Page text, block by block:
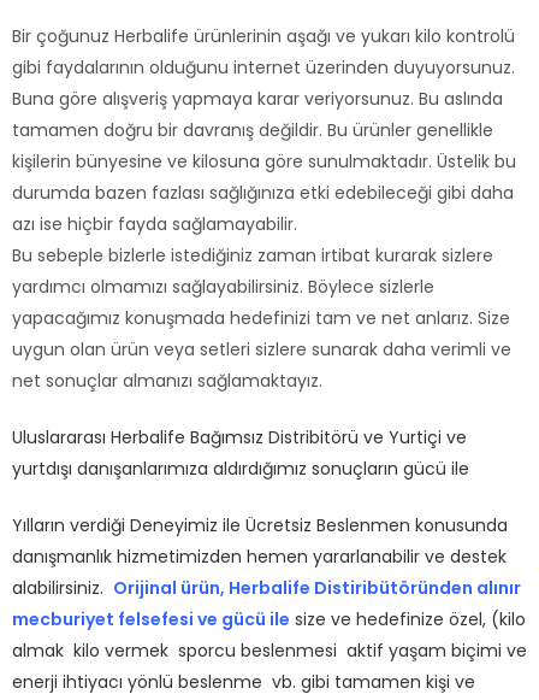
Bir çoğunuz Herbalife ürünlerinin aşağı ve yukarı kilo kontrolü
gibi faydalarının olduğunu internet üzerinden duyuyorsunuz.
Buna göre alışveriş yapmaya karar veriyorsunuz. Bu aslında
tamamen doğru bir davranış değildir. Bu ürünler genellikle
kişilerin bünyesine ve kilosuna göre sunulmaktadır. Üstelik bu
durumda bazen fazlası sağlığınıza etki edebileceği gibi daha
azı ise hiçbir fayda sağlamayabilir.
Bu sebeple bizlerle istediğiniz zaman irtibat kurarak sizlere
yardımcı olmamızı sağlayabilirsiniz. Böylece sizlerle
yapacağımız konuşmada hedefinizi tam ve net anlarız. Size
uygun olan ürün veya setleri sizlere sunarak daha verimli ve
net sonuçlar almanızı sağlamaktayız.
Uluslararası Herbalife Bağımsız Distribitörü ve Yurtiçi ve
yurtdışı danışanlarımıza aldırdığımız sonuçların gücü ile
Yılların verdiği Deneyimiz ile Ücretsiz Beslenmen konusunda
danışmanlık hizmetimizden hemen yararlanabilir ve destek
alabilirsiniz. Orijinal ürün, Herbalife Distiribütöründen alınır
mecburiyet felsefesi ve gücü ile size ve hedefinize özel, (kilo
almak kilo vermek sporcu beslenmesi aktif yaşam biçimi ve
enerji ihtiyacı yönlü beslenme vb. gibi tamamen kişi ve